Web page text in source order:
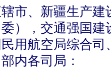
市、新疆生产建
），交通强国建
用航空局综合司
内各司局：